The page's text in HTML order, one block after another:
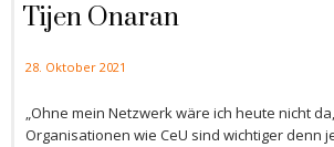
Tijen Onaran
28. Oktober 2021
„Ohne mein Netzwerk wäre ich heute nicht
Organisationen wie CeU sind wichtiger denn